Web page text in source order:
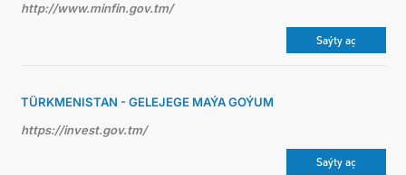
http://www.minfin.gov.tm/
Saýty aç
TÜRKMENISTAN - GELEJEGE MAÝA GOÝUM
https://invest.gov.tm/
Saýty aç